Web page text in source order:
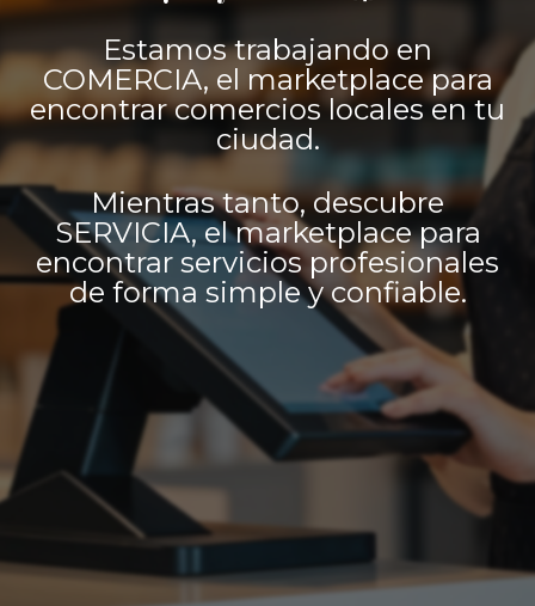
Estamos trabajando en
COMERCIA, el marketplace para
encontrar comercios locales en tu
ciudad.
Mientras tanto, descubre
SERVICIA, el marketplace para
encontrar servicios profesionales
de forma simple y confiable.